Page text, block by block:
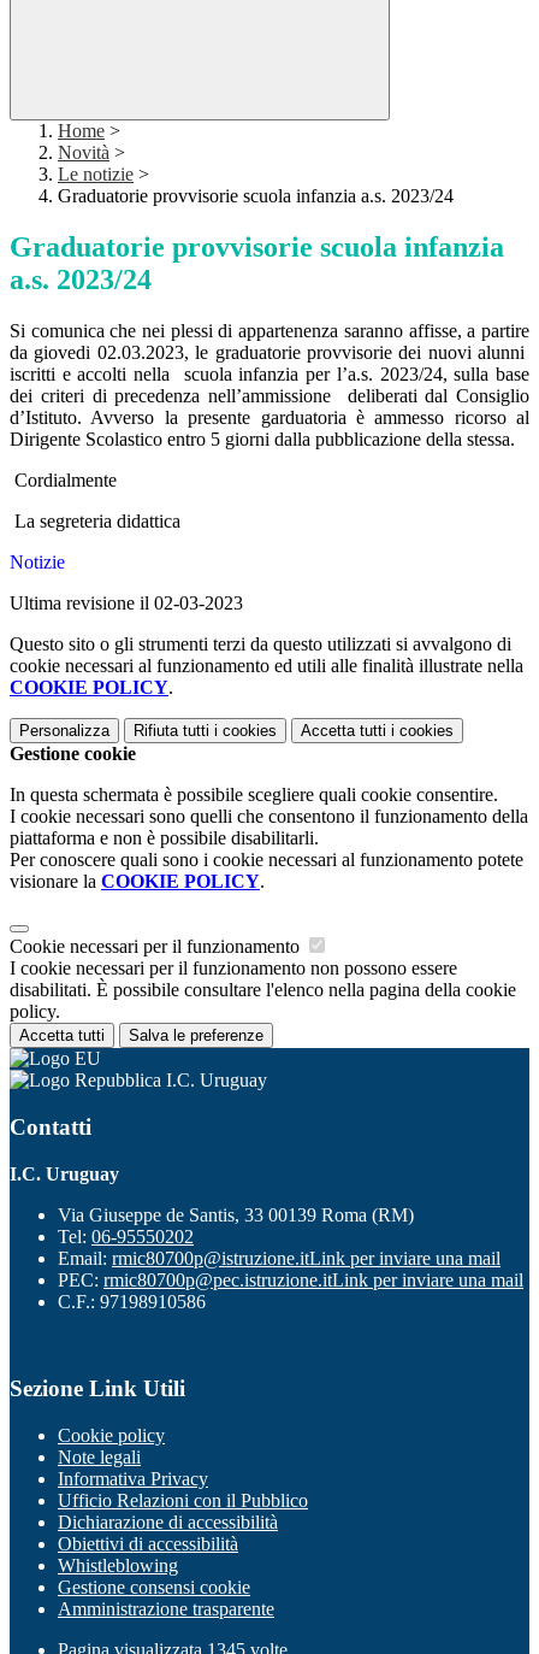
Home >
Novità >
Le notizie >
Graduatorie provvisorie scuola infanzia a.s. 2023/24
Graduatorie provvisorie scuola infanzia
a.s. 2023/24
Si comunica che nei plessi di appartenenza saranno affisse, a partire
da giovedi 02.03.2023, le graduatorie provvisorie dei nuovi alunni
iscritti e accolti nella scuola infanzia per l’a.s. 2023/24, sulla base
dei criteri di precedenza nell’ammissione deliberati dal Consiglio
d’Istituto. Avverso la presente garduatoria è ammesso ricorso al
Dirigente Scolastico entro 5 giorni dalla pubblicazione della stessa.
Cordialmente
La segreteria didattica
Notizie
Ultima revisione il 02-03-2023
Questo sito o gli strumenti terzi da questo utilizzati si avvalgono di
cookie necessari al funzionamento ed utili alle finalità illustrate nella
COOKIE POLICY.
Personalizza Rifiuta tutti i cookies Accetta tutti i cookies
Gestione cookie
In questa schermata è possibile scegliere quali cookie consentire.
I cookie necessari sono quelli che consentono il funzionamento della
piattaforma e non è possibile disabilitarli.
Per conoscere quali sono i cookie necessari al funzionamento potete
visionare la COOKIE POLICY.
Cookie necessari per il funzionamento
I cookie necessari per il funzionamento non possono essere
disabilitati. È possibile consultare l'elenco nella pagina della cookie
policy.
Accetta tutti Salva le preferenze
I.C. Uruguay
Contatti
I.C. Uruguay
Via Giuseppe de Santis, 33 00139 Roma (RM)
Tel: 06-95550202
Email: rmic80700p@istruzione.itLink per inviare una mail
PEC: rmic80700p@pec.istruzione.itLink per inviare una mail
C.F.: 97198910586
Sezione Link Utili
Cookie policy
Note legali
Informativa Privacy
Ufficio Relazioni con il Pubblico
Dichiarazione di accessibilità
Obiettivi di accessibilità
Whistleblowing
Gestione consensi cookie
Amministrazione trasparente
Pagina visualizzata 1345 volte